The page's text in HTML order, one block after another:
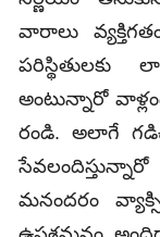
వారాలు
అంటున్నారో
రండి. అలాగే
మనందరం